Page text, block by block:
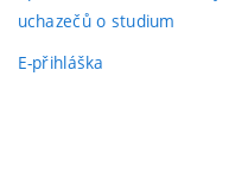
uchazečů o studium
E-přihláška